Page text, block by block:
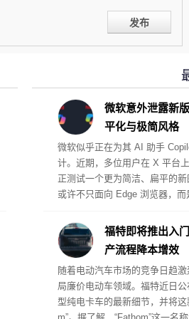
发布
微软意外泄露新
平化与极简风格
微软似乎正在为其 AI 助手
计。近期，多位用户在 X 平台
正测试一个更为简洁、扁平的
或许不只面向 Edge 浏览器，
福特即将推出入
产流程降本增效
随着电动汽车市场的竞争日趋
局廉价电动车领域。福特近日
型纯电卡车的最新细节，并将